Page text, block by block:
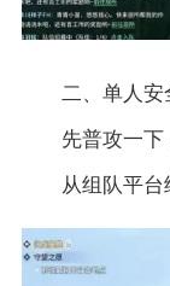
二、单人安
先普攻一
从组队平